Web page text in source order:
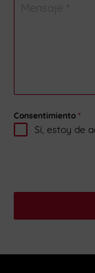
Mensaje
Consentimiento *
Sí, estoy de